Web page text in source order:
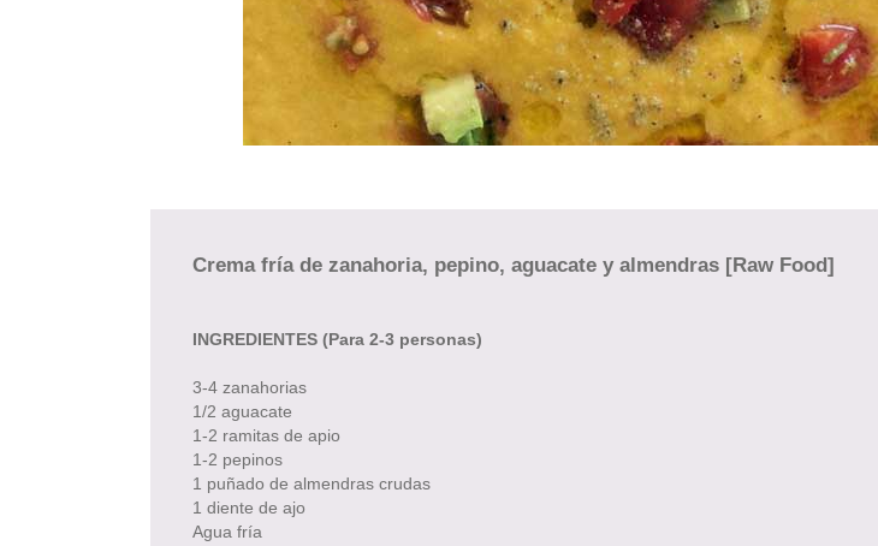
Crema fría de zanahoria, pepino, aguacate y almendras [Raw Food]
INGREDIENTES (Para 2-3 personas)
3-4 zanahorias
1/2 aguacate
1-2 ramitas de apio
1-2 pepinos
1 puñado de almendras crudas
1 diente de ajo
Agua fría